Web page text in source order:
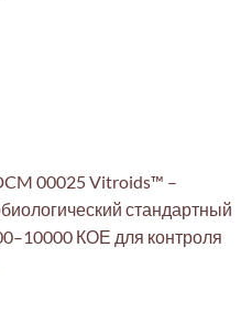
00025 Vitroids™ –
стандартный
КОЕ для контроля